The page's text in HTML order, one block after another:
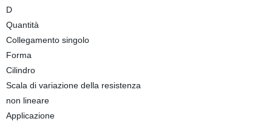
D
Quantità
Collegamento singolo
Forma
Cilindro
Scala di variazione della resistenza
non lineare
Applicazione